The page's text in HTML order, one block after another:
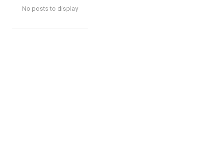
No posts to display